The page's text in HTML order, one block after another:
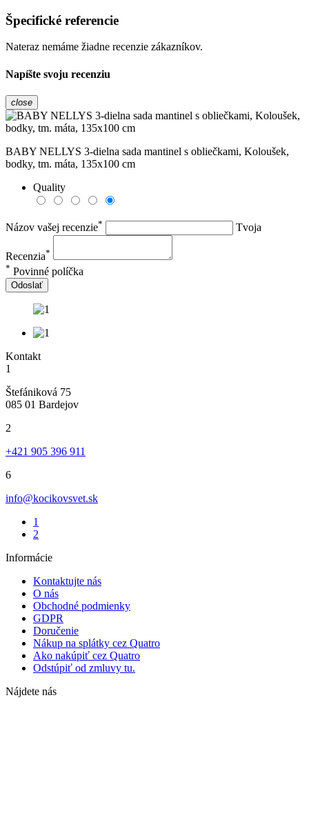
Špecifické referencie
Nateraz nemáme žiadne recenzie zákazníkov.
Napíšte svoju recenziu
close
BABY NELLYS 3-dielna sada mantinel s obliečkami, Koloušek,
bodky, tm. máta, 135x100 cm
Quality
Názov vašej recenzie* Tvoja
Recenzia*
* Povinné políčka
Odoslať
Kontakt
1
Štefániková 75
085 01 Bardejov
2
+421 905 396 911
6
info@kocikovsvet.sk
1
2
Informácie
Kontaktujte nás
O nás
Obchodné podmienky
GDPR
Doručenie
Nákup na splátky cez Quatro
Ako nakúpiť cez Quatro
Odstúpiť od zmluvy tu.
Nájdete nás